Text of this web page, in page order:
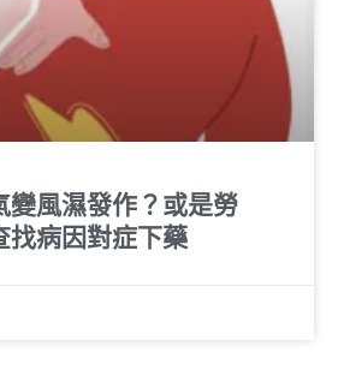
變風濕發作？或是勞
找病因對症下藥